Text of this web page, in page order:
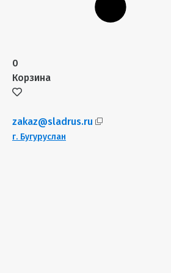
0
Корзина
zakaz@sladrus.ru
г. Бугуруслан